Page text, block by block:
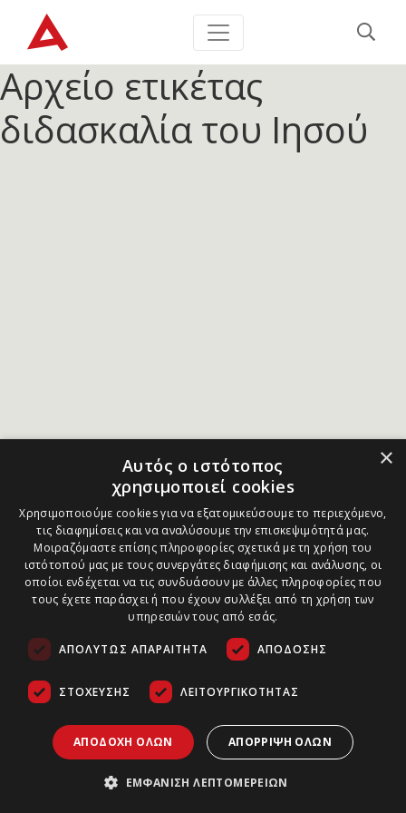
Αρχείο ετικέτας
διδασκαλία του Ιησού
×
Αυτός ο ιστότοπος
χρησιμοποιεί cookies
Χρησιμοποιούμε cookies για να εξατομικεύσουμε το περιεχόμενο,
τις διαφημίσεις και να αναλύσουμε την επισκεψιμότητά μας.
Μοιραζόμαστε επίσης πληροφορίες σχετικά με τη χρήση του
ιστότοπού μας με τους συνεργάτες διαφήμισης και ανάλυσης, οι
οποίοι ενδέχεται να τις συνδυάσουν με άλλες πληροφορίες που
τους έχετε παράσχει ή που έχουν συλλέξει από τη χρήση των
υπηρεσιών τους από εσάς.
ΑΠΟΛΎΤΩΣ ΑΠΑΡΑΊΤΗΤΑ ΑΠΌΔΟΣΗΣ
ΣΤΌΧΕΥΣΗΣ ΛΕΙΤΟΥΡΓΙΚΌΤΗΤΑΣ
ΑΠΟΔΟΧΉ ΌΛΩΝ ΑΠΌΡΡΙΨΗ ΌΛΩΝ
ΕΜΦΆΝΙΣΗ ΛΕΠΤΟΜΕΡΕΙΏΝ